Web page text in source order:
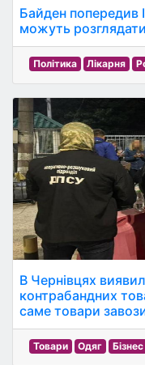
Байден попередив
можуть
Політика Лікарня
В Чернівцях
контрабандних
саме товари
Товари Одяг Бізнес